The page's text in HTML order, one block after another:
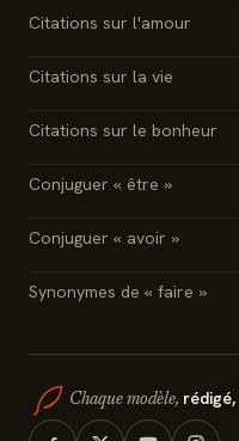
Citations sur l'amour
Citations sur la vie
Citations sur le bonheur
Conjuguer « être »
Conjuguer « avoir »
Synonymes de « faire »
Chaque modèle,